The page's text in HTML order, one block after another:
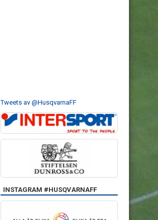
Tweets av @HusqvarnaFF
INSTAGRAM #HUSQVARNAFF